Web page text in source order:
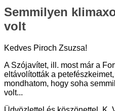
Semmilyen
volt
Kedves Piroch Zsuzsa!
A Szójavítet, ill. most már a
eltávolították a
mondhatom, hogy soha
volt...